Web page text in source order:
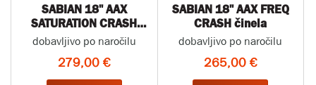
SABIAN 18" AAX
SATURATION CRASH
činela
dobavljivo po naročilu
279,00 €
SABIAN 18" AAX FREQ
CRASH činela
dobavljivo po naročilu
265,00 €